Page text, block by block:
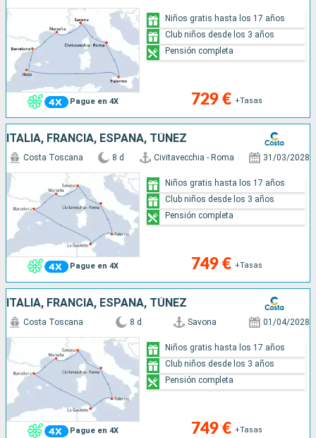
Pague en 4X 729 € +Tasas
Niños gratis hasta los 17 años
Club niños desde los 3 años
Pensión completa
ITALIA, FRANCIA, ESPAÑA, TÚNEZ
Pague en 4X
Costa Toscana 8 d Civitavecchia - Roma 31/03/2028
749 € +Tasas
Niños gratis hasta los 17 años
Club niños desde los 3 años
Pensión completa
ITALIA, FRANCIA, ESPAÑA, TÚNEZ
Pague en 4X
Costa Toscana 8 d Savona 01/04/2028
749 € +Tasas
Niños gratis hasta los 17 años
Club niños desde los 3 años
Pensión completa